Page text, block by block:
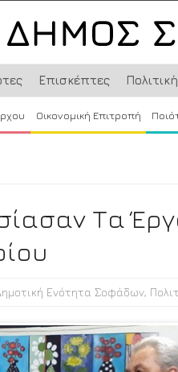
Επισκέπτες
Οικονομική Επιτροπή
Τα
Ενότητα Σοφάδων,